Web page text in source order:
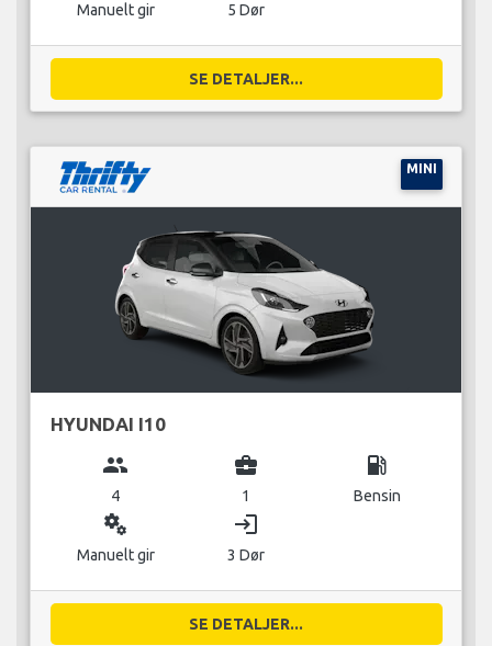
Manuelt gir 5 Dør
SE DETALJER...
MINI
HYUNDAI I10
group
4
business_center
1
local_gas_station
Bensin
miscellaneous_services
Manuelt gir
login
3 Dør
SE DETALJER...